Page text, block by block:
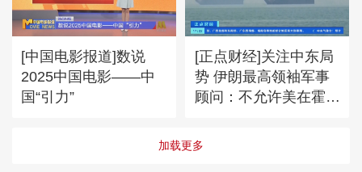
[中国电影报道]数说
2025中国电影——中
国“引力”
[正点财经]关注中东局
势 伊朗最高领袖军事
顾问：不允许美在霍尔
道”
加载更多